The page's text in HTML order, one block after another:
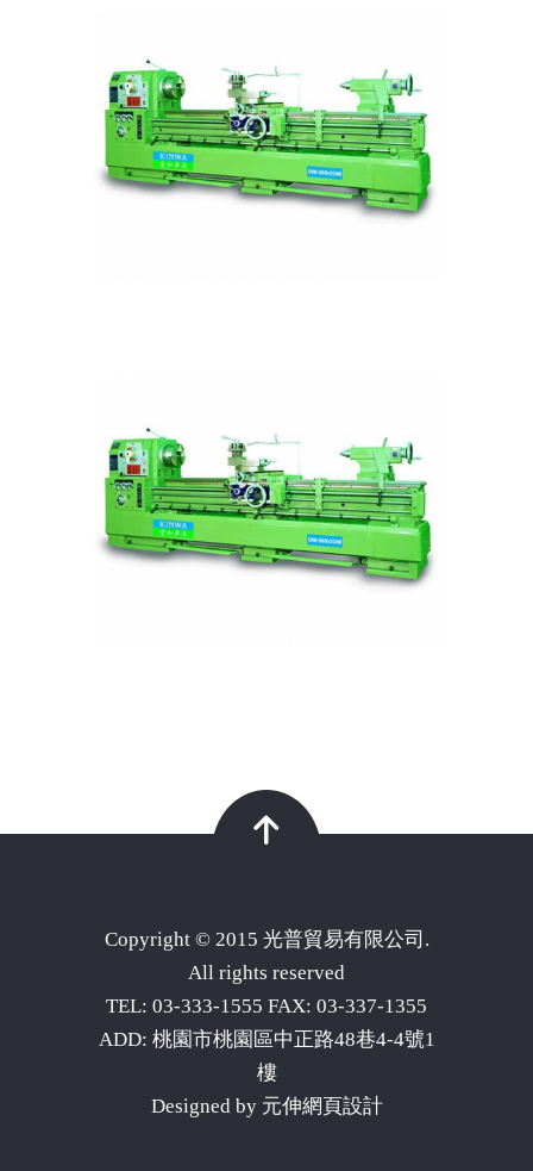
Copyright © 2015 光普貿易有限公司.
All rights reserved
TEL: 03-333-1555 FAX: 03-337-1355
ADD: 桃園市桃園區中正路48巷4-4號1
樓
Designed by 元伸網頁設計